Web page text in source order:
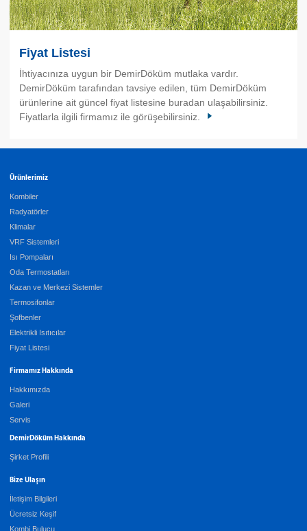
Fiyat Listesi
İhtiyacınıza uygun bir DemirDöküm mutlaka vardır.
DemirDöküm tarafından tavsiye edilen, tüm DemirDöküm
ürünlerine ait güncel fiyat listesine buradan ulaşabilirsiniz.
Fiyatlarla ilgili firmamız ile görüşebilirsiniz.
Ürünlerimiz
Kombiler
Radyatörler
Klimalar
VRF Sistemleri
Isı Pompaları
Oda Termostatları
Kazan ve Merkezi Sistemler
Termosifonlar
Şofbenler
Elektrikli Isıtıcılar
Fiyat Listesi
Firmamız Hakkında
Hakkımızda
Galeri
Servis
DemirDöküm Hakkında
Şirket Profili
Bize Ulaşın
İletişim Bilgileri
Ücretsiz Keşif
Kombi Bulucu